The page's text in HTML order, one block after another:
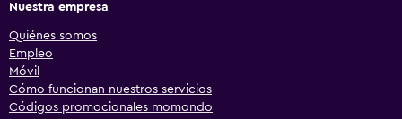
Nuestra empresa
Quiénes somos
Empleo
Móvil
Cómo funcionan nuestros servicios
Códigos promocionales momondo